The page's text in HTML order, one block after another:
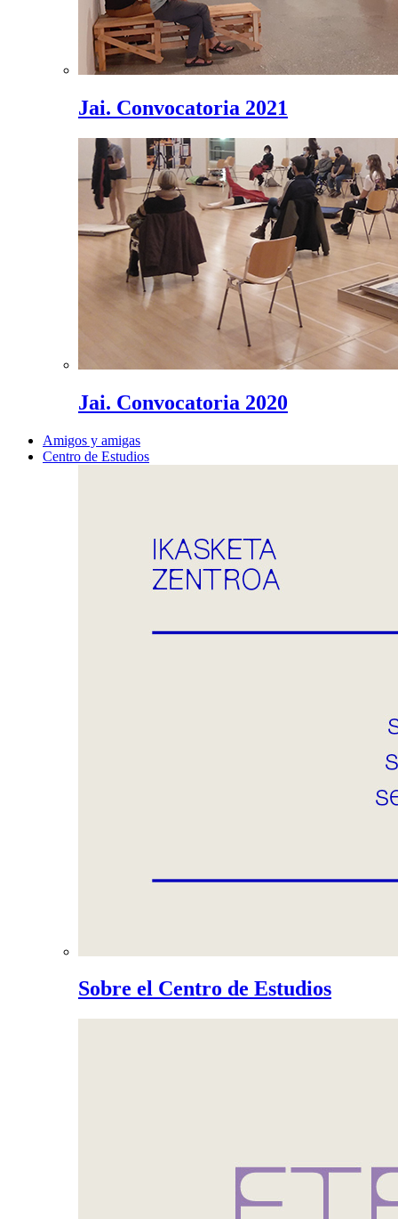
Jai. Convocatoria 2021
Jai. Convocatoria 2020
Amigos y amigas
Centro de Estudios
Sobre el Centro de Estudios